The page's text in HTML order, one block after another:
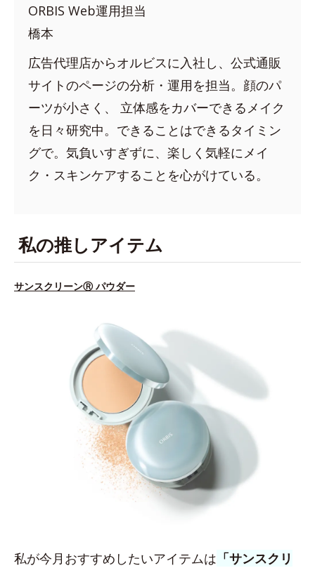
ORBIS Web運用担当
橋本
広告代理店からオルビスに入社し、公式通販
サイトのページの分析・運用を担当。顔のパ
ーツが小さく、 立体感をカバーできるメイク
を日々研究中。できることはできるタイミン
グで。気負いすぎずに、楽しく気軽にメイ
ク・スキンケアすることを心がけている。
私の推しアイテム
サンスクリーンⓇ パウダー
私が今月おすすめしたいアイテムは 「サンスクリ